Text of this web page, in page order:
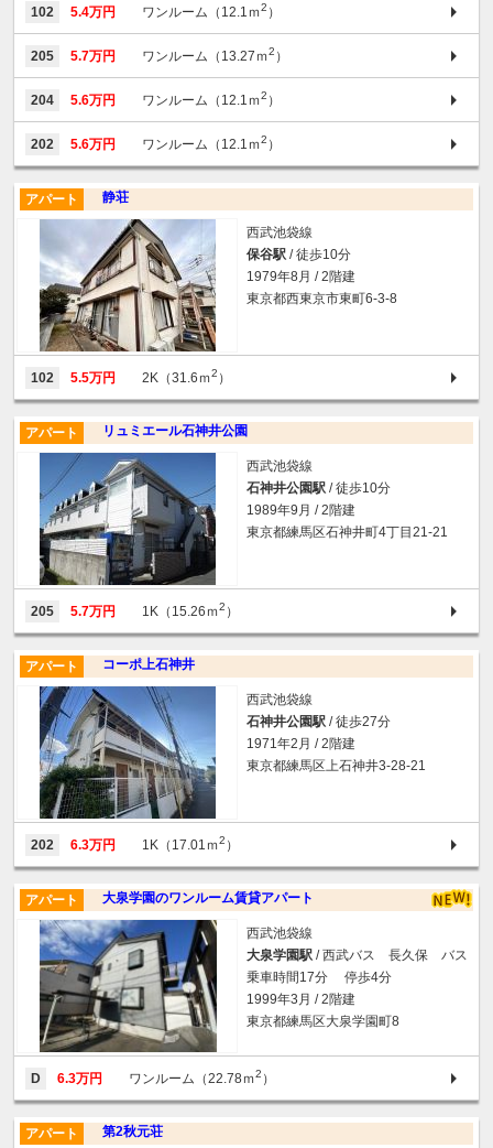
102 5.4万円 ワンルーム（12.1ｍ2 ）
205 5.7万円 ワンルーム（13.27ｍ2 ）
204 5.6万円 ワンルーム（12.1ｍ2 ）
202 5.6万円 ワンルーム（12.1ｍ2 ）
静荘
アパート
西武池袋線
保谷駅 / 徒歩10分
1979年8月 / 2階建
東京都西東京市東町6-3-8
102 5.5万円 2K（31.6ｍ2 ）
リュミエール石神井公園
アパート
西武池袋線
石神井公園駅 / 徒歩10分
1989年9月 / 2階建
東京都練馬区石神井町4丁目21-21
205 5.7万円 1K（15.26ｍ2 ）
コーポ上石神井
アパート
西武池袋線
石神井公園駅 / 徒歩27分
1971年2月 / 2階建
東京都練馬区上石神井3-28-21
202 6.3万円 1K（17.01ｍ2 ）
大泉学園のワンルーム賃貸アパート
アパート
西武池袋線
大泉学園駅 / 西武バス 長久保 バス
乗車時間17分 停歩4分
1999年3月 / 2階建
東京都練馬区大泉学園町8
D 6.3万円 ワンルーム（22.78ｍ2 ）
第2秋元荘
アパート